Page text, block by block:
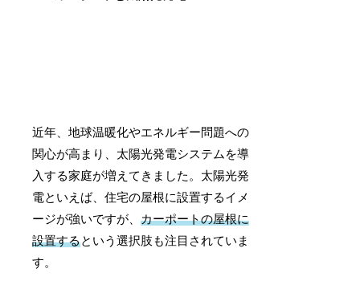
近年、地球温暖化やエネルギー問題への
関心が高まり、太陽光発電システムを導
入する家庭が増えてきました。太陽光発
電といえば、住宅の屋根に設置するイメ
ージが強いですが、カーポートの屋根に
設置するという選択肢も注目されていま
す。